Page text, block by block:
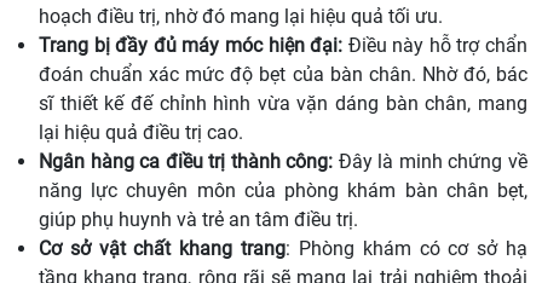
hoạch điều trị, nhờ đó mang lại hiệu quả tối ưu.
Trang bị đầy đủ máy móc hiện đại: Điều này hỗ trợ chẩn
đoán chuẩn xác mức độ bẹt của bàn chân. Nhờ đó, bác
sĩ thiết kế đế chỉnh hình vừa vặn dáng bàn chân, mang
lại hiệu quả điều trị cao.
Ngân hàng ca điều trị thành công: Đây là minh chứng về
năng lực chuyên môn của phòng khám bàn chân bẹt,
giúp phụ huynh và trẻ an tâm điều trị.
Cơ sở vật chất khang trang: Phòng khám có cơ sở hạ
tầng khang trang, rộng rãi sẽ mang lại trải nghiệm thoải